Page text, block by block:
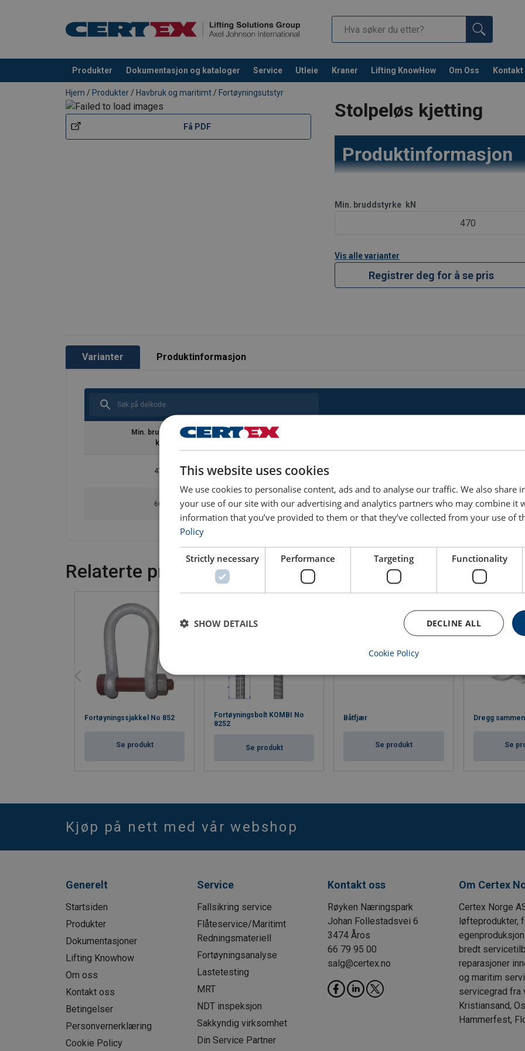
Produkter Dokumentasjon og kataloger Service Utleie Kraner Lifting KnowHow Om Oss Kontakt
Produkt lagt i din handlekurv Fortsett
Hjem / Produkter / Havbruk og maritimt / Fortøyningsutstyr
Stolpeløs kjetting
Få PDF
Produktinformasjon
i oppdrettsnæringen
Min. bruddstyrke kN
470
Vis alle varianter
Registrer deg for å se pris
Varianter Produktinformasjon
Min. bruddstyrke
kN
Bepakning
470 Bundle
668 Bundle 334 668
Relaterte produkter
Fortøyningssjakkel No 852
Se produkt
Fortøyningsbolt KOMBI No
8252
Se produkt
Båtfjær
Se produkt
Dregg
Se
Kjøp på nett med vår webshop
Generelt
Startsiden
Produkter
Dokumentasjoner
Lifting Knowhow
Om oss
Kontakt oss
Betingelser
Personvernerklæring
Cookie Policy
Service
Fallsikring service
Flåteservice/Maritimt
Redningsmateriell
Fortøyningsanalyse
Lastetesting
MRT
NDT inspeksjon
Sakkyndig virksomhet
Din Service Partner
Kontakt oss
Røyken Næringspark
Johan Follestadsvei 6
3474 Åros
66 79 95 00
salg@certex.no
Om Certex
Certex Norge
løfteprodukter,
bredt
reparasjoner
og maritim
servicegrad fra
Kristiansand,
Hammerfest,
This website uses cookies
We use cookies to personalise content, ads and to analyse our traffic. We also share
your use of our site with our advertising and analytics partners who may combine it
information that you’ve provided to them or that they’ve collected from your use of
Policy
Strictly necessary Performance Targeting Functionality
DECLINE ALL
SHOW DETAILS
Cookie Policy